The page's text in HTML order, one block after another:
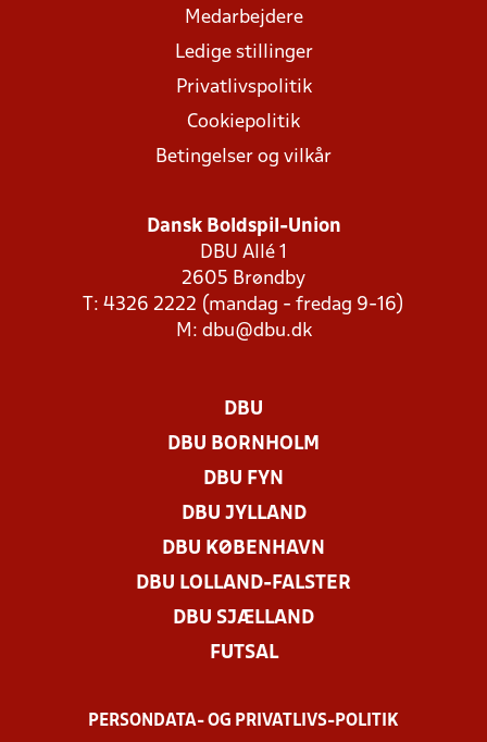
Medarbejdere
Ledige stillinger
Privatlivspolitik
Cookiepolitik
Betingelser og vilkår
Dansk Boldspil-Union
DBU Allé 1
2605 Brøndby
T: 4326 2222 (mandag - fredag 9-16)
M: dbu@dbu.dk
DBU
DBU BORNHOLM
DBU FYN
DBU JYLLAND
DBU KØBENHAVN
DBU LOLLAND-FALSTER
DBU SJÆLLAND
FUTSAL
PERSONDATA- OG PRIVATLIVS-POLITIK